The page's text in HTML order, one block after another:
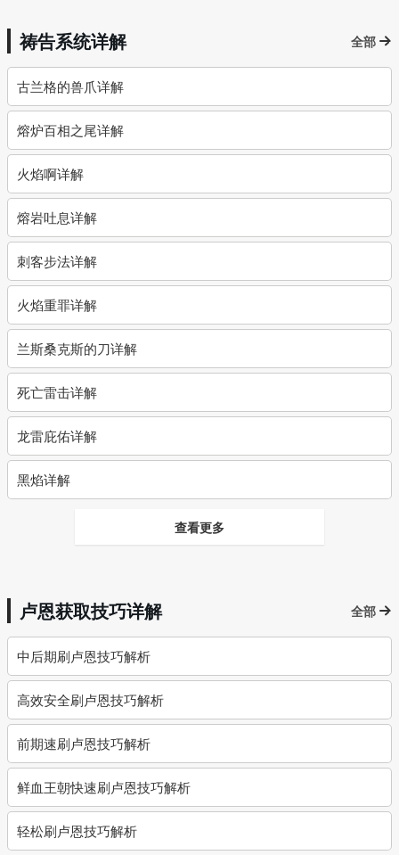
祷告系统详解 全部
古兰格的兽爪详解
熔炉百相之尾详解
火焰啊详解
熔岩吐息详解
刺客步法详解
火焰重罪详解
兰斯桑克斯的刀详解
死亡雷击详解
龙雷庇佑详解
黑焰详解
查看更多
卢恩获取技巧详解 全部
中后期刷卢恩技巧解析
高效安全刷卢恩技巧解析
前期速刷卢恩技巧解析
鲜血王朝快速刷卢恩技巧解析
轻松刷卢恩技巧解析